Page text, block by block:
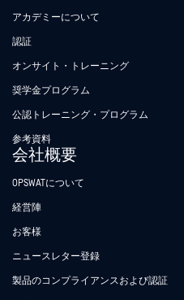
アカデミーについて
認証
オンサイト・トレーニング
奨学金プログラム
公認トレーニング・プログラム
参考資料
会社概要
OPSWATについて
経営陣
お客様
ニュースレター登録
製品のコンプライアンスおよび認証